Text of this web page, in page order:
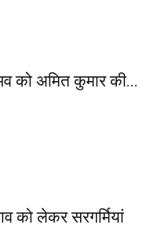
को अमित कुमार की...
को लेकर सरगर्मियां